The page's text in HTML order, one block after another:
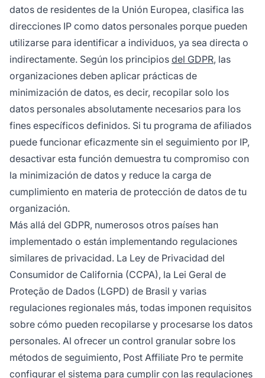
datos de residentes de la Unión Europea, clasifica las
direcciones IP como datos personales porque pueden
utilizarse para identificar a individuos, ya sea directa o
indirectamente. Según los principios del GDPR, las
organizaciones deben aplicar prácticas de
minimización de datos, es decir, recopilar solo los
datos personales absolutamente necesarios para los
fines específicos definidos. Si tu programa de afiliados
puede funcionar eficazmente sin el seguimiento por IP,
desactivar esta función demuestra tu compromiso con
la minimización de datos y reduce la carga de
cumplimiento en materia de protección de datos de tu
organización.
Más allá del GDPR, numerosos otros países han
implementado o están implementando regulaciones
similares de privacidad. La Ley de Privacidad del
Consumidor de California (CCPA), la Lei Geral de
Proteção de Dados (LGPD) de Brasil y varias
regulaciones regionales más, todas imponen requisitos
sobre cómo pueden recopilarse y procesarse los datos
personales. Al ofrecer un control granular sobre los
métodos de seguimiento, Post Affiliate Pro te permite
configurar el sistema para cumplir con las regulaciones